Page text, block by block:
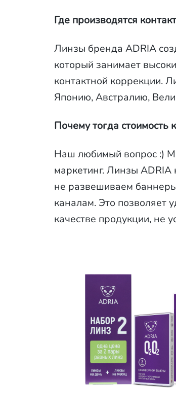
Где производятся
Линзы бренда ADRIA
который занимает
контактной коррекции.
Японию, Австралию,
Почему тогда стоимость
Наш любимый вопрос :)
маркетинг. Линзы
не развешиваем
каналам. Это позволяет
качестве продукции, не